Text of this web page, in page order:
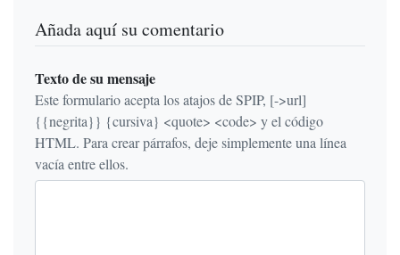
Añada aquí su comentario
Texto de su mensaje
Este formulario acepta los atajos de SPIP, [->url]
{{negrita}} {cursiva} <quote> <code> y el código
HTML. Para crear párrafos, deje simplemente una línea
vacía entre ellos.